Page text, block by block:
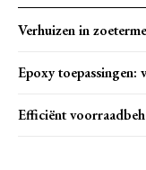
Verhuizen in
Epoxy toepassingen:
Efficiënt